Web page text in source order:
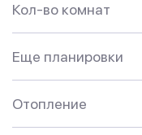
Кол-во комнат
Еще планировки
Отопление